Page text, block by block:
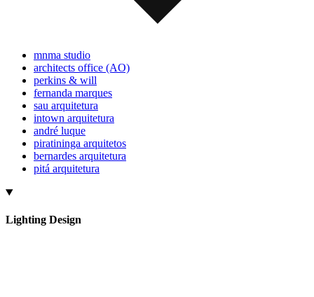
mnma studio
architects office (AO)
perkins & will
fernanda marques
sau arquitetura
intown arquitetura
andré luque
piratininga arquitetos
bernardes arquitetura
pitá arquitetura
Lighting Design